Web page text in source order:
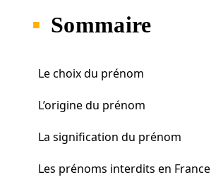
Sommaire
Le choix du prénom
L’origine du prénom
La signification du prénom
Les prénoms interdits en France